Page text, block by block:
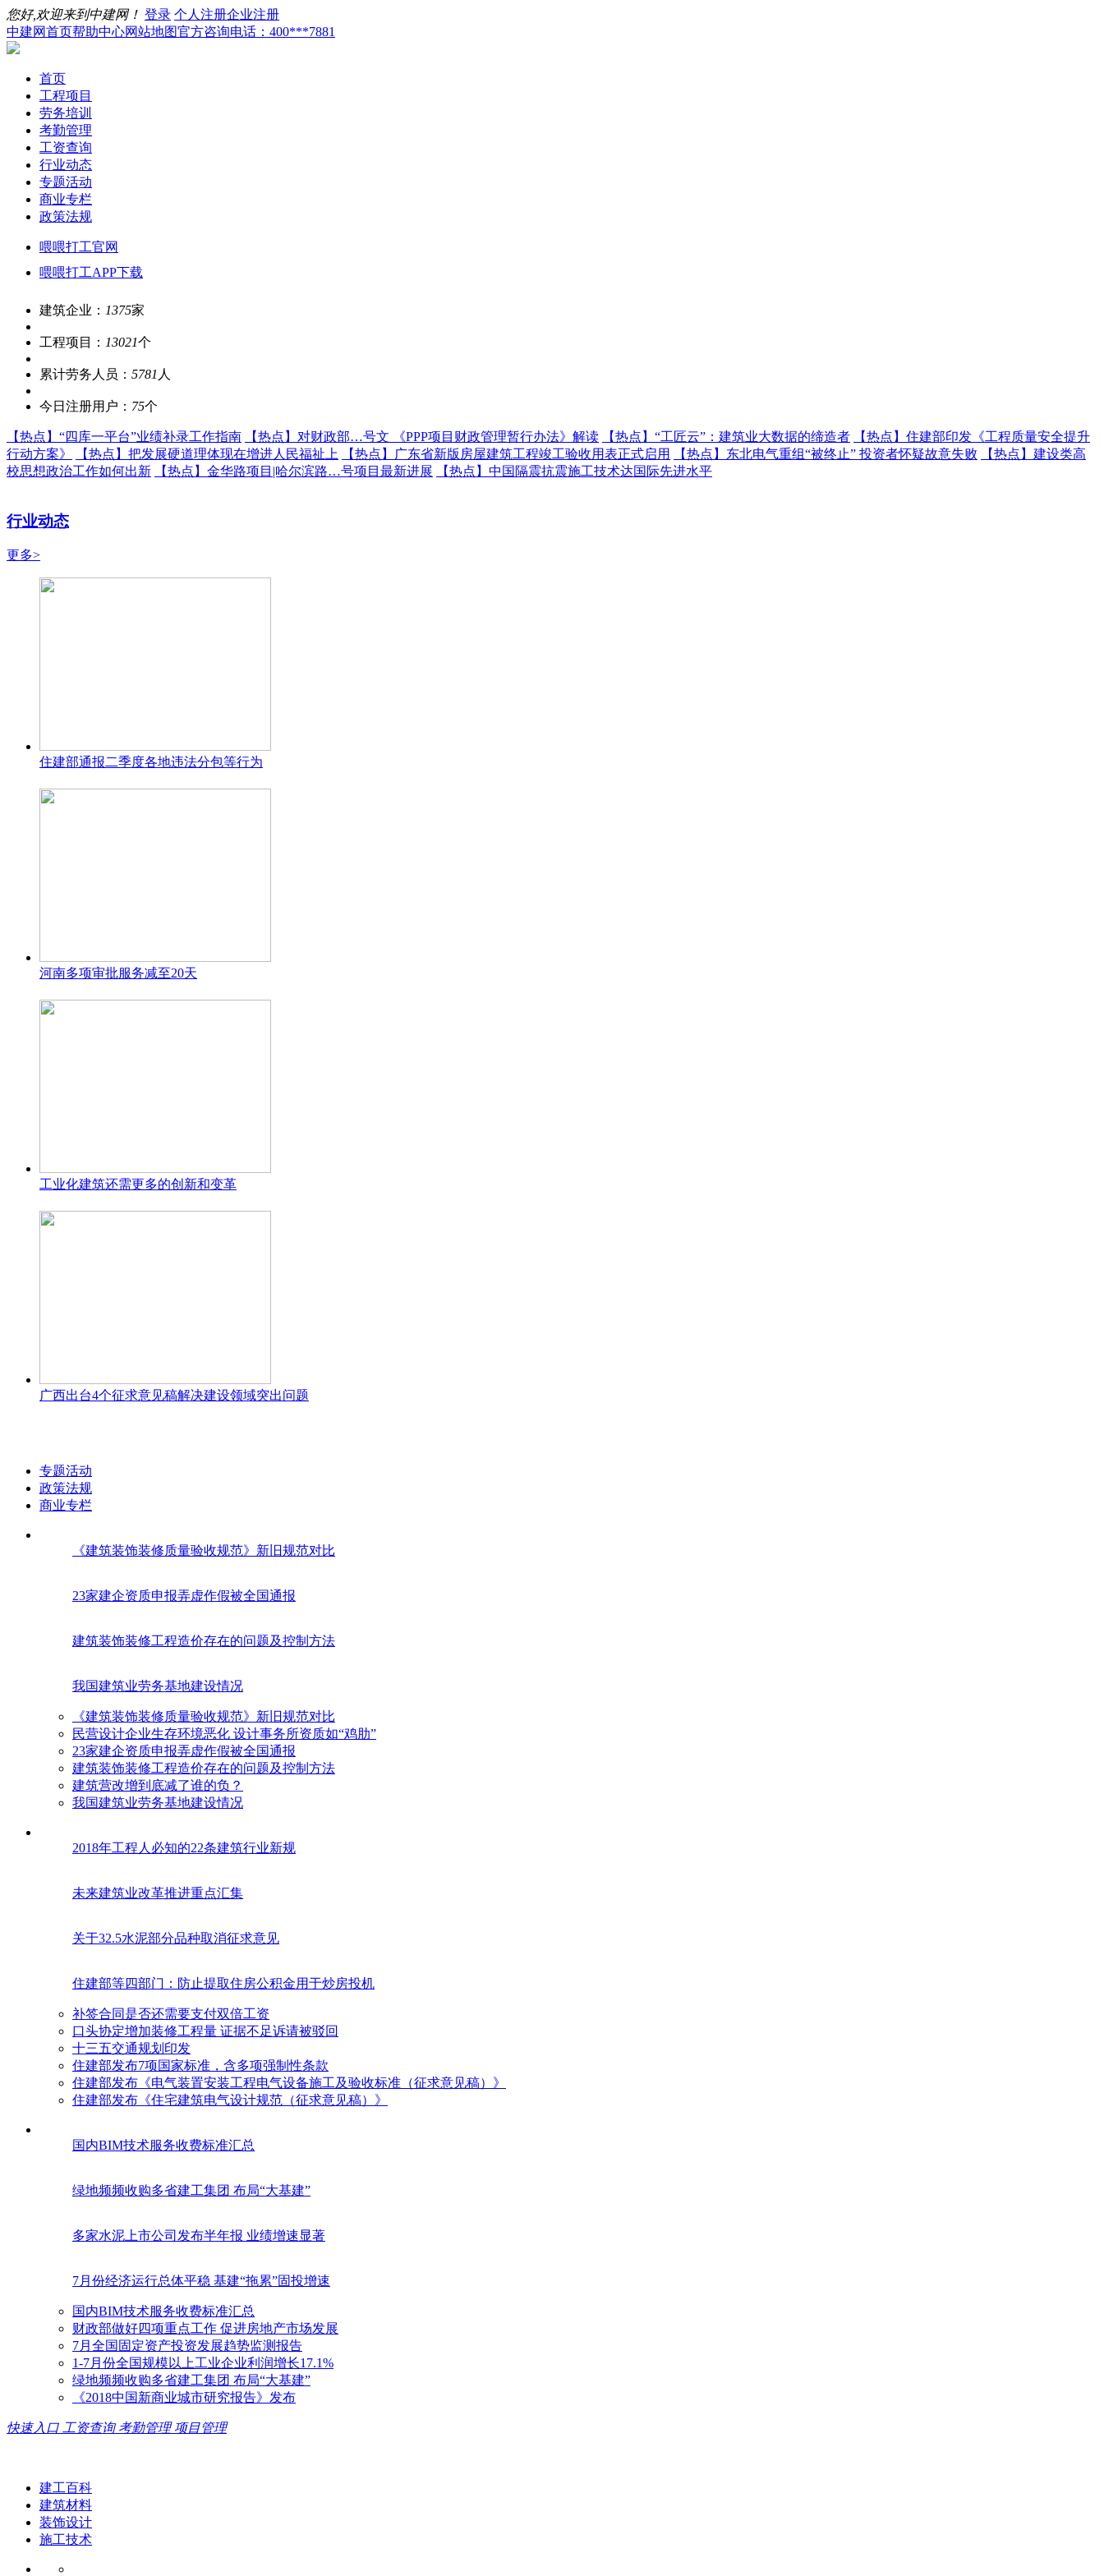
您好,欢迎来到中建网！ 登录 个人注册企业注册
中建网首页帮助中心网站地图官方咨询电话：400***7881
首页
工程项目
劳务培训
考勤管理
工资查询
行业动态
专题活动
商业专栏
政策法规
喂喂打工官网
喂喂打工APP下载
建筑企业： 1375家
工程项目： 13021个
累计劳务人员： 5781 人
今日注册用户： 75个
【热点】 “四库一平台”业绩补录工作指南 【热点】 对财政部…号文 《PPP项目财政管理暂行办法》解读 【热点】 “工匠云”：建筑业大数据的缔造者 【热点】 住建部印发《工程质量安全提升
行动方案》
【热点】 把发展硬道理体现在增进人民福祉上 【热点】 广东省新版房屋建筑工程竣工验收用表正式启用 【热点】 东北电气重组“被终止” 投资者怀疑故意失败 【热点】 建设类高
校思想政治工作如何出新
【热点】 金华路项目|哈尔滨路…号项目最新进展 【热点】 中国隔震抗震施工技术达国际先进水平
行业动态
更多>
住建部通报二季度各地违法分包等行为
河南多项审批服务减至20天
工业化建筑还需更多的创新和变革
广西出台4个征求意见稿解决建设领域突出问题
专题活动
政策法规
商业专栏
《建筑装饰装修质量验收规范》新旧规范对比
23家建企资质申报弄虚作假被全国通报
建筑装饰装修工程造价存在的问题及控制方法
我国建筑业劳务基地建设情况
《建筑装饰装修质量验收规范》新旧规范对比
民营设计企业生存环境恶化 设计事务所资质如“鸡肋”
23家建企资质申报弄虚作假被全国通报
建筑装饰装修工程造价存在的问题及控制方法
建筑营改增到底减了谁的负？
我国建筑业劳务基地建设情况
2018年工程人必知的22条建筑行业新规
未来建筑业改革推进重点汇集
关于32.5水泥部分品种取消征求意见
住建部等四部门：防止提取住房公积金用于炒房投机
补签合同是否还需要支付双倍工资
口头协定增加装修工程量 证据不足诉请被驳回
十三五交通规划印发
住建部发布7项国家标准，含多项强制性条款
住建部发布《电气装置安装工程电气设备施工及验收标准（征求意见稿）》
住建部发布《住宅建筑电气设计规范（征求意见稿）》
国内BIM技术服务收费标准汇总
绿地频频收购多省建工集团 布局“大基建”
多家水泥上市公司发布半年报 业绩增速显著
7月份经济运行总体平稳 基建“拖累”固投增速
国内BIM技术服务收费标准汇总
财政部做好四项重点工作 促进房地产市场发展
7月全国固定资产投资发展趋势监测报告
1-7月份全国规模以上工业企业利润增长17.1%
绿地频频收购多省建工集团 布局“大基建”
《2018中国新商业城市研究报告》发布
快速入口 工资查询 考勤管理 项目管理
建工百科
建筑材料
装饰设计
施工技术